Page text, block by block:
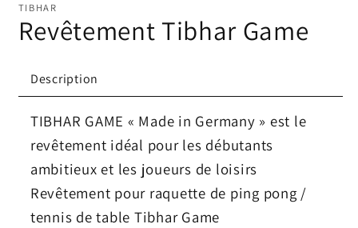
TIBHAR
Revêtement Tibhar Game
Description
TIBHAR GAME « Made in Germany » est le
revêtement idéal pour les débutants
ambitieux et les joueurs de loisirs
Revêtement pour raquette de ping pong /
tennis de table Tibhar Game